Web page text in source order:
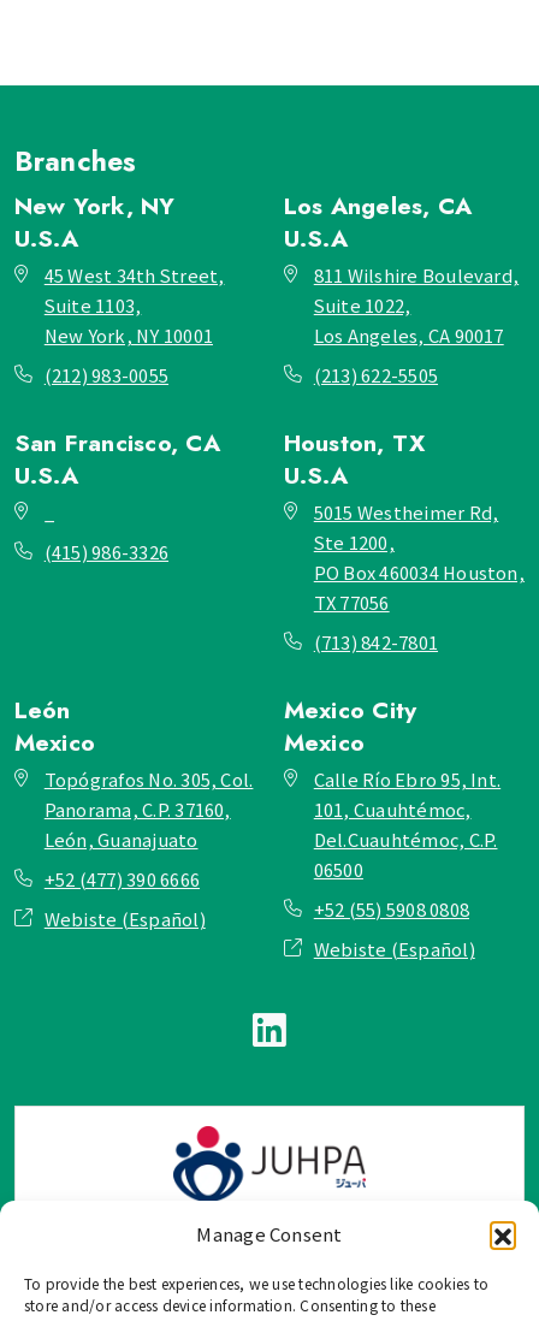
Manage Consent
To provide the best experiences, we use technologies like cookies to
store and/or access device information. Consenting to these
Branches
New York, NY
U.S.A
45 West 34th Street,
Suite 1103,
New York, NY 10001
(212) 983-0055
Los Angeles, CA
U.S.A
811 Wilshire Boulevard,
Suite 1022,
Los Angeles, CA 90017
(213) 622-5505
San Francisco, CA
U.S.A
(415) 986-3326
Houston, TX
U.S.A
5015 Westheimer Rd,
Ste 1200,
PO Box 460034 Houston,
TX 77056
(713) 842-7801
León
Mexico
Topógrafos No. 305, Col.
Panorama, C.P. 37160,
León, Guanajuato
+52 (477) 390 6666
Webiste (Español)
Mexico City
Mexico
Calle Río Ebro 95, Int.
101, Cuauhtémoc,
Del.Cuauhtémoc, C.P.
06500
+52 (55) 5908 0808
Webiste (Español)
TOP Group または TOP en Español では、公式メールアドレ